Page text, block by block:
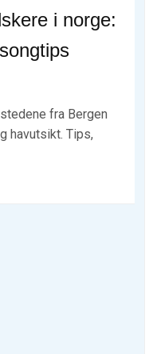
i norge:
fra Bergen
havutsikt. Tips,